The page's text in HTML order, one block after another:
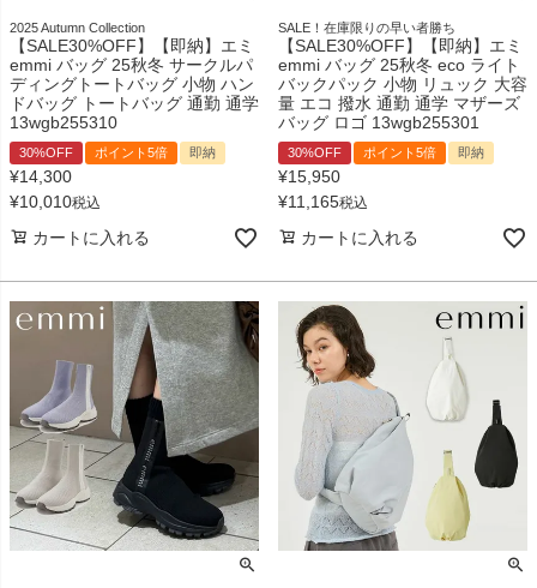
2025 Autumn Collection
【SALE30%OFF】【即納】エミ
emmi バッグ 25秋冬 サークルパ
ディングトートバッグ 小物 ハン
ドバッグ トートバッグ 通勤 通学
13wgb255310
30%OFF ポイント5倍 即納
¥14,300
¥10,010税込
カートに入れる
SALE！在庫限りの早い者勝ち
【SALE30%OFF】【即納】エミ
emmi バッグ 25秋冬 eco ライト
バックパック 小物 リュック 大容
量 エコ 撥水 通勤 通学 マザーズ
バッグ ロゴ 13wgb255301
30%OFF ポイント5倍 即納
¥15,950
¥11,165税込
カートに入れる